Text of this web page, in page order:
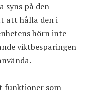
syns på den
att hålla den i
hörn inte
viktbesparingen
funktioner som